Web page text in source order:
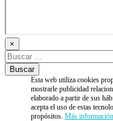
×
Esta web utiliza cookies
mostrarle publicidad
elaborado a partir de sus
acepta el uso de estas
propósitos.Más información